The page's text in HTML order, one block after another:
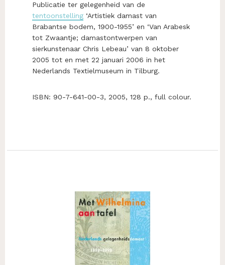
Publicatie ter gelegenheid van de
tentoonstelling ‘Artistiek damast van
Brabantse bodem, 1900-1955’ en ‘Van Arabesk
tot Zwaantje; damastontwerpen van
sierkunstenaar Chris Lebeau’ van 8 oktober
2005 tot en met 22 januari 2006 in het
Nederlands Textielmuseum in Tilburg.
ISBN: 90-7-641-00-3, 2005, 128 p., full colour.